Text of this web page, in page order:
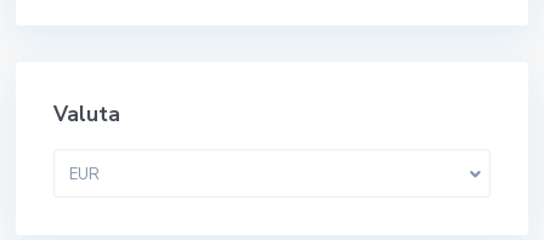
Valuta
EUR